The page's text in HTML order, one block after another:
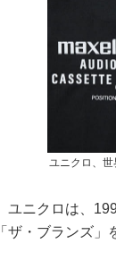
ユニクロ、
ユニクロは、
「ザ・ブランズ」